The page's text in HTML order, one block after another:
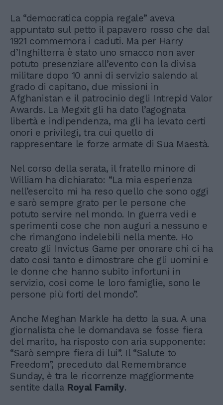
La “democratica coppia regale” aveva
appuntato sul petto il papavero rosso che dal
1921 commemora i caduti. Ma per Harry
d’Inghilterra è stato uno smacco non aver
potuto presenziare all’evento con la divisa
militare dopo 10 anni di servizio salendo al
grado di capitano, due missioni in
Afghanistan e il patrocinio degli Intrepid Valor
Awards. La Megxit gli ha dato l’agognata
libertà e indipendenza, ma gli ha levato certi
onori e privilegi, tra cui quello di
rappresentare le forze armate di Sua Maestà.
Nel corso della serata, il fratello minore di
William ha dichiarato: “La mia esperienza
nell’esercito mi ha reso quello che sono oggi
e sarò sempre grato per le persone che
potuto servire nel mondo. In guerra vedi e
sperimenti cose che non auguri a nessuno e
che rimangono indelebili nella mente. Ho
creato gli Invictus Game per onorare chi ci ha
dato così tanto e dimostrare che gli uomini e
le donne che hanno subito infortuni in
servizio, così come le loro famiglie, sono le
persone più forti del mondo”.
Anche Meghan Markle ha detto la sua. A una
giornalista che le domandava se fosse fiera
del marito, ha risposto con aria supponente:
“Sarò sempre fiera di lui”. Il “Salute to
Freedom”, preceduto dal Remembrance
Sunday, è tra le ricorrenze maggiormente
sentite dalla Royal Family.